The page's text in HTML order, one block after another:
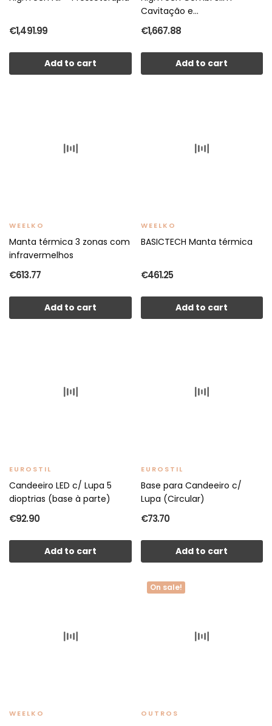
€1,491.99
Add to cart
Cavitação e...
€1,667.88
Add to cart
WEELKO
Manta térmica 3 zonas com
infravermelhos
€613.77
Add to cart
WEELKO
BASICTECH Manta térmica
€461.25
Add to cart
EUROSTIL
Candeeiro LED c/ Lupa 5
dioptrias (base à parte)
€92.90
Add to cart
EUROSTIL
Base para Candeeiro c/
Lupa (Circular)
€73.70
Add to cart
WEELKO
On sale!
OUTROS